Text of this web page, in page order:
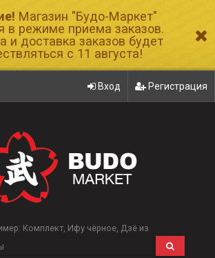
Магазин "Будо-Маркет"
в режиме приема заказов.
и доставка заказов будет
с 11 августа!
Вход Регистрация
Комплект Ифу чёрное Дзё из